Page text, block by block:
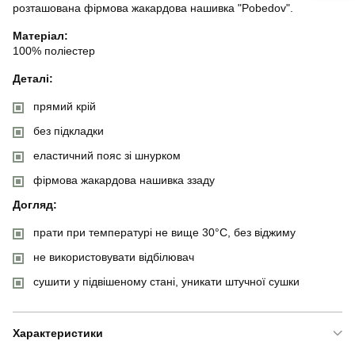
розташована фірмова жакардова нашивка "Pobedov".
Матеріал:
100% поліестер
Деталі:
прямий крій
без підкладки
еластичний пояс зі шнурком
фірмова жакардова нашивка ззаду
Догляд:
прати при температурі не вище 30°C, без віджиму
не використовувати відбілювач
сушити у підвішеному стані, уникати штучної сушки
Характеристики